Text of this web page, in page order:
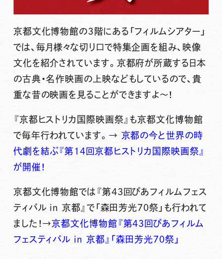
京都文化博物館の３階にある「フィルムシアター」
では、毎月様々な切り口で特集企画を組み、映像
文化を紹介されています。京都府が所蔵する日本
の古典・名作映画の上映などもしているので、貴
重な昔の映画を見ることができますよ〜！
『京都ヒストリカ国際映画祭』も京都文化博物館
で毎年行われています。→ 京都の今と世界の時
代劇を結ぶ『第14回京都ヒストリカ国際映画祭』
が開催！
京都文化博物館では『第43回ぴあフィルムフェス
ティバル in 京都』で「森田芳光70祭」も行われて
ました！→京都文化博物館『第43回ぴあフィルム
フェスティバル in 京都』「森田芳光70祭」